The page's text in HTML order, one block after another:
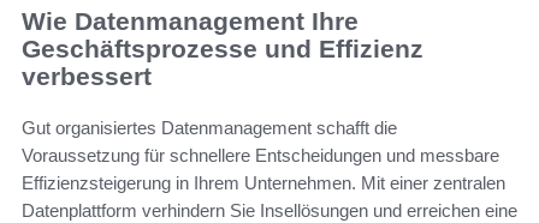
Wie Datenmanagement Ihre
Geschäftsprozesse und Effizienz
verbessert
Gut organisiertes Datenmanagement schafft die
Voraussetzung für schnellere Entscheidungen und messbare
Effizienzsteigerung in Ihrem Unternehmen. Mit einer zentralen
Datenplattform verhindern Sie Insellösungen und erreichen eine